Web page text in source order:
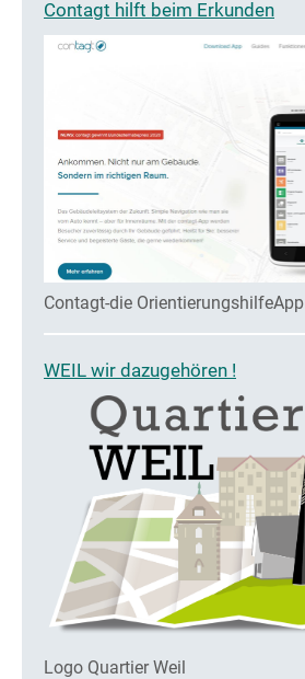
Contagt hilft beim Erkunden
Contagt-die OrientierungshilfeApp
WEIL wir dazugehören !
Logo Quartier Weil